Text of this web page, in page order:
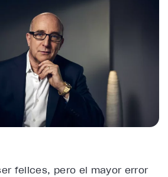
felices, pero el mayor error